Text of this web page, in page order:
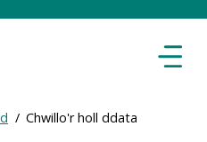
Chwillo'r holl ddata